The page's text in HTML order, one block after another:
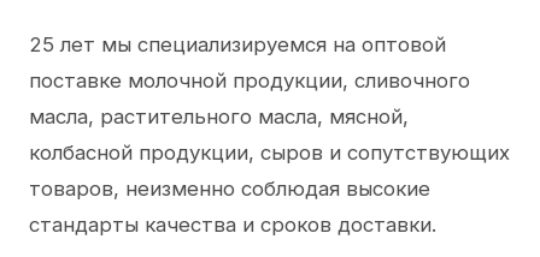
25 лет мы специализируемся на оптовой
поставке молочной продукции, сливочного
масла, растительного масла, мясной,
колбасной продукции, сыров и сопутствующих
товаров, неизменно соблюдая высокие
стандарты качества и сроков доставки.